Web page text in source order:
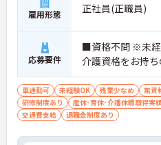
雇用形態 正社員(正職員)
応募要件
■資格不問 ※未
介護資格をお持
車通勤可 未経験OK 残業少なめ 無資
研修制度あり
産休･育休･介護休暇取得実
交通費支給
退職金制度あり